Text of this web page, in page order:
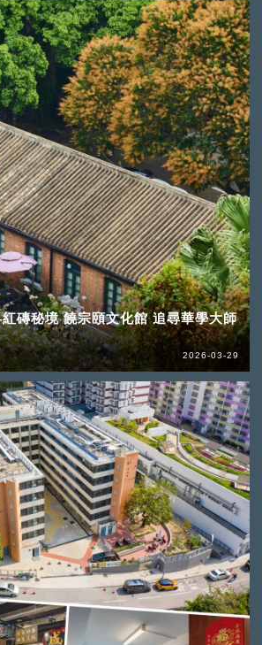
磚秘境 饒宗頤文化館 追尋華學大師
2026-03-29